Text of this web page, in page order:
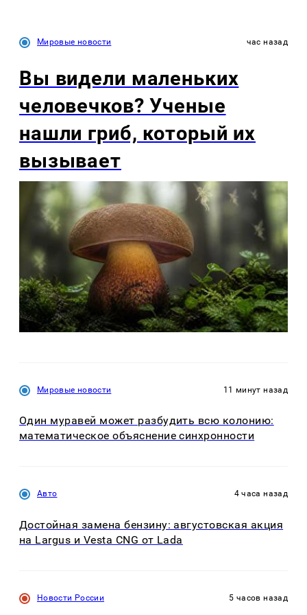
Мировые новости час назад
Вы видели маленьких
человечков? Ученые
нашли гриб, который их
вызывает
Мировые новости 11 минут назад
Один муравей может разбудить всю колонию:
математическое объяснение синхронности
Авто 4 часа назад
Достойная замена бензину: августовская акция
на Largus и Vesta CNG от Lada
Новости России 5 часов назад